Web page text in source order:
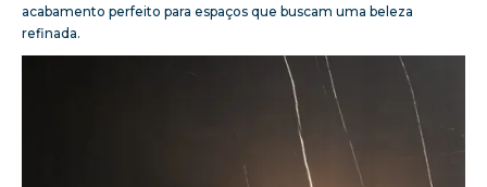
acabamento perfeito para espaços que buscam uma beleza
refinada.